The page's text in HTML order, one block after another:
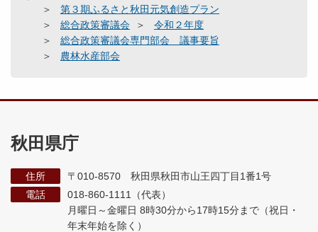
第３期ふるさと秋田元気創造プラン
総合政策審議会
令和２年度
総合政策審議会専門部会 議事要旨
農林水産部会
秋田県庁
住所
〒010-8570 秋田県秋田市山王四丁目1番1号
電話
018-860-1111（代表）
月曜日～金曜日 8時30分から17時15分まで （祝日・
年末年始を除く）